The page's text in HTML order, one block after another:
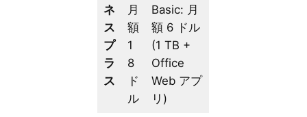
ネ
ス
プ
ラ
ス
月
額
1
8
ド
ル
Basic: 月
額 6 ドル
(1 TB +
Office
Web アプ
リ)